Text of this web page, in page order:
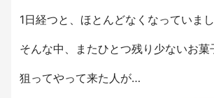
1日経つと、ほとんどなくなっていまし
そんな中、またひとつ残り少ないお菓
狙ってやって来た人が…